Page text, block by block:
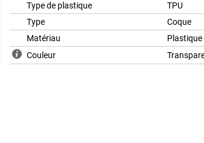
Type de plastique
TPU
Type
Coque
Matériau
Plastique
Couleur